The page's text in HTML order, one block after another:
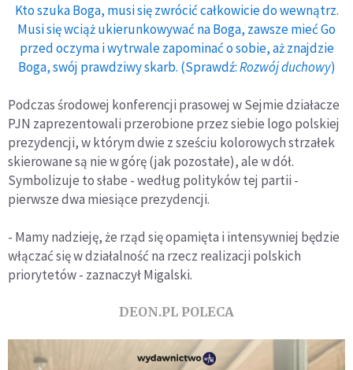
Kto szuka Boga, musi się zwrócić całkowicie do wewnątrz.
Musi się wciąż ukierunkowywać na Boga, zawsze mieć Go
przed oczyma i wytrwale zapominać o sobie, aż znajdzie
Boga, swój prawdziwy skarb. (Sprawdź:Rozwój duchowy)
Podczas środowej konferencji prasowej w Sejmie działacze
PJN zaprezentowali przerobione przez siebie logo polskiej
prezydencji, w którym dwie z sześciu kolorowych strzałek
skierowane są nie w górę (jak pozostałe), ale w dół.
Symbolizuje to słabe - według polityków tej partii -
pierwsze dwa miesiące prezydencji.
- Mamy nadzieję, że rząd się opamięta i intensywniej będzie
włączać się w działalność na rzecz realizacji polskich
priorytetów - zaznaczył Migalski.
DEON.PL POLECA